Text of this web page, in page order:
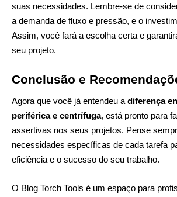
suas necessidades. Lembre-se de
a demanda de fluxo e pressão, e o
Assim, você fará a escolha certa e
seu projeto.
Conclusão e
Agora que você já entendeu a diferença
periférica e centrífuga, está pronto para
assertivas nos seus projetos. Pense
necessidades específicas de cada tarefa
eficiência e o sucesso do seu trabalho.
O Blog Torch Tools é um espaço para